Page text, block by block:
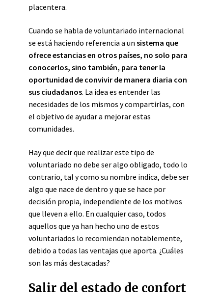
placentera.
Cuando se habla de voluntariado internacional
se está haciendo referencia a un sistema que
ofrece estancias en otros países, no solo para
conocerlos, sino también, para tener la
oportunidad de convivir de manera diaria con
sus ciudadanos. La idea es entender las
necesidades de los mismos y compartirlas, con
el objetivo de ayudar a mejorar estas
comunidades.
Hay que decir que realizar este tipo de
voluntariado no debe ser algo obligado, todo lo
contrario, tal y como su nombre indica, debe ser
algo que nace de dentro y que se hace por
decisión propia, independiente de los motivos
que lleven a ello. En cualquier caso, todos
aquellos que ya han hecho uno de estos
voluntariados lo recomiendan notablemente,
debido a todas las ventajas que aporta. ¿Cuáles
son las más destacadas?
Salir del estado de confort